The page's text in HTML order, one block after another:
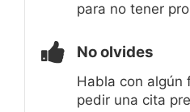
para no tener
No olvides
Habla con algún
pedir una cita